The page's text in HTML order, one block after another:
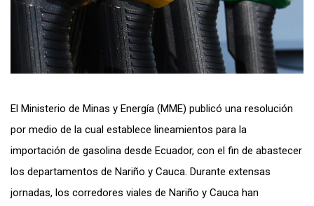
El Ministerio de Minas y Energía (MME) publicó una resolución
por medio de la cual establece lineamientos para la
importación de gasolina desde Ecuador, con el fin de abastecer
los departamentos de Nariño y Cauca. Durante extensas
jornadas, los corredores viales de Nariño y Cauca han